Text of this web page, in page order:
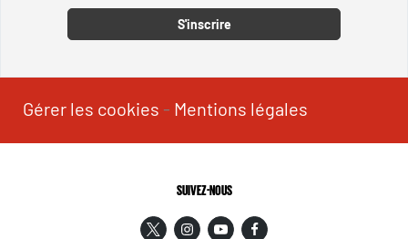
S'inscrire
Gérer les cookies - Mentions légales
SUIVEZ-NOUS